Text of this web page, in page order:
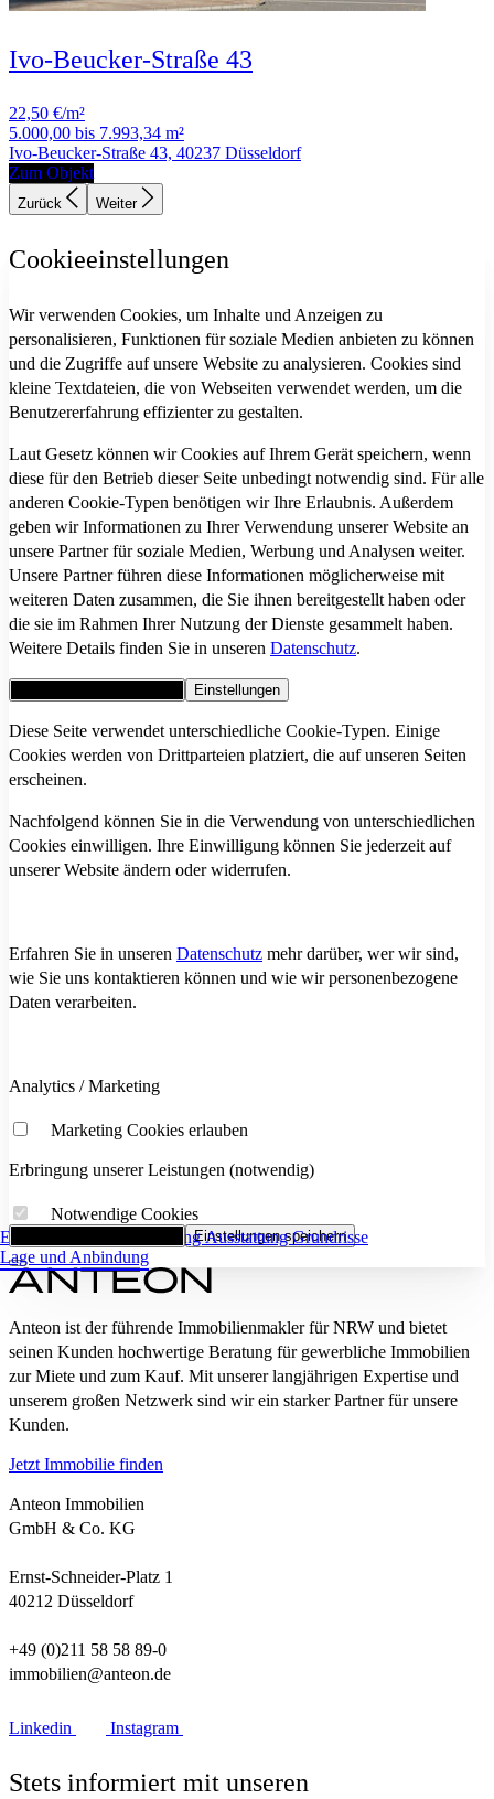
Eckdaten FlächenaufstellungAusstattungGrundrisse
Lage und Anbindung
Ivo-Beucker-Straße 43
22,50 €/m²
5.000,00 bis 7.993,34 m²
Ivo-Beucker-Straße 43, 40237 Düsseldorf
Zum Objekt
Zurück Weiter
Cookieeinstellungen
Wir verwenden Cookies, um Inhalte und Anzeigen zu
personalisieren, Funktionen für soziale Medien anbieten zu können
und die Zugriffe auf unsere Website zu analysieren. Cookies sind
kleine Textdateien, die von Webseiten verwendet werden, um die
Benutzererfahrung effizienter zu gestalten.
Laut Gesetz können wir Cookies auf Ihrem Gerät speichern, wenn
diese für den Betrieb dieser Seite unbedingt notwendig sind. Für alle
anderen Cookie-Typen benötigen wir Ihre Erlaubnis. Außerdem
geben wir Informationen zu Ihrer Verwendung unserer Website an
unsere Partner für soziale Medien, Werbung und Analysen weiter.
Unsere Partner führen diese Informationen möglicherweise mit
weiteren Daten zusammen, die Sie ihnen bereitgestellt haben oder
die sie im Rahmen Ihrer Nutzung der Dienste gesammelt haben.
Weitere Details finden Sie in unseren Datenschutz.
Einstellungen
Diese Seite verwendet unterschiedliche Cookie-Typen. Einige
Cookies werden von Drittparteien platziert, die auf unseren Seiten
erscheinen.
Nachfolgend können Sie in die Verwendung von unterschiedlichen
Cookies einwilligen. Ihre Einwilligung können Sie jederzeit auf
unserer Website ändern oder widerrufen.
Erfahren Sie in unseren Datenschutz mehr darüber, wer wir sind,
wie Sie uns kontaktieren können und wie wir personenbezogene
Daten verarbeiten.
Analytics / Marketing
Marketing Cookies erlauben
Erbringung unserer Leistungen (notwendig)
Notwendige Cookies
Einstellungen speichern
Anteon ist der führende Immobilienmakler für NRW und bietet
seinen Kunden hochwertige Beratung für gewerbliche Immobilien
zur Miete und zum Kauf. Mit unserer langjährigen Expertise und
unserem großen Netzwerk sind wir ein starker Partner für unsere
Kunden.
Jetzt Immobilie finden
Anteon Immobilien
GmbH & Co. KG
Ernst-Schneider-Platz 1
40212 Düsseldorf
+49 (0)211 58 58 89-0
immobilien@anteon.de
Linkedin Instagram
Stets informiert mit unseren